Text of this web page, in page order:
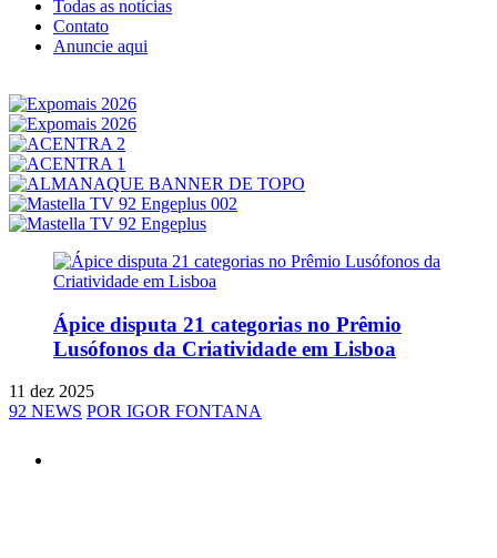
Todas as notícias
Contato
Anuncie aqui
Ápice disputa 21 categorias no Prêmio
Lusófonos da Criatividade em Lisboa
11 dez 2025
92 NEWS POR IGOR FONTANA